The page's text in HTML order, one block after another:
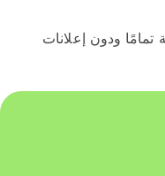
ودون إعلانات